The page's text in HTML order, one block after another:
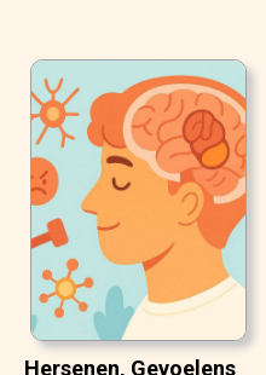
Hersenen, Gevoelens